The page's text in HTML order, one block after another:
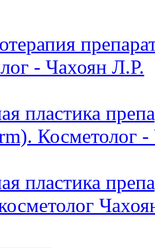
- Чахоян Л.Р.
пластика
Косметолог
пластика